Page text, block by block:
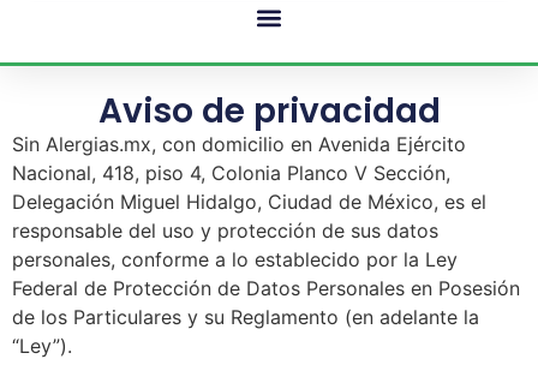
Aviso de privacidad
Sin Alergias.mx, con domicilio en Avenida Ejército
Nacional, 418, piso 4, Colonia Planco V Sección,
Delegación Miguel Hidalgo, Ciudad de México, es el
responsable del uso y protección de sus datos
personales, conforme a lo establecido por la Ley
Federal de Protección de Datos Personales en Posesión
de los Particulares y su Reglamento (en adelante la
“Ley”).